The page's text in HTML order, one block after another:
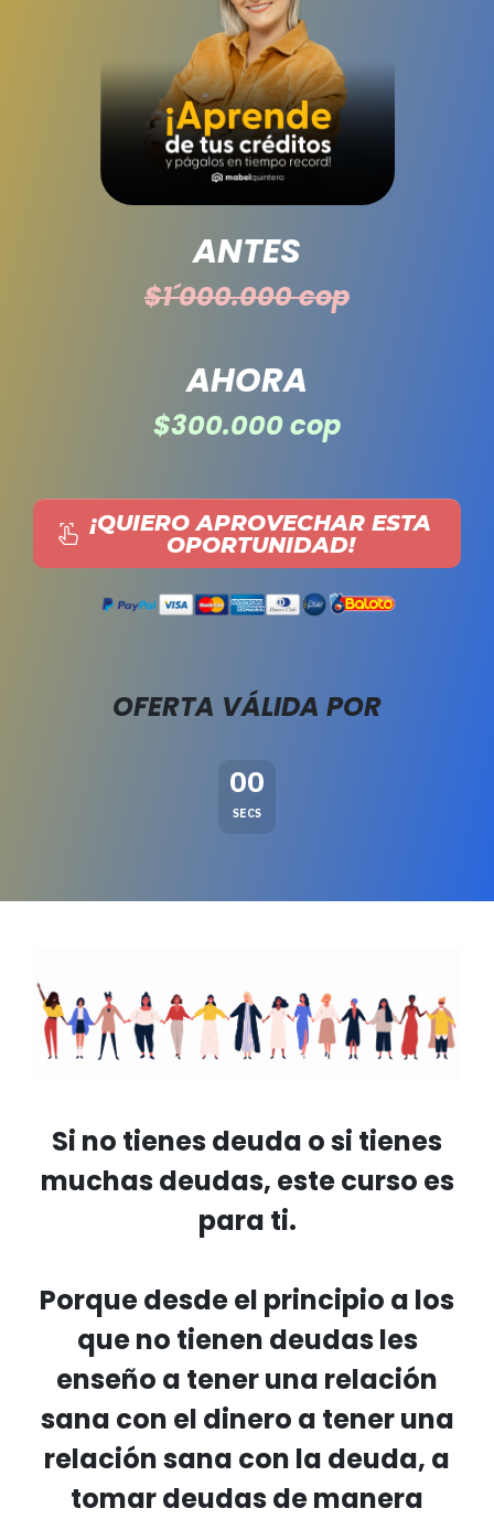
ANTES
$1´000.000 cop
AHORA
$300.000 cop
¡QUIERO APROVECHAR ESTA
OPORTUNIDAD!
OFERTA VÁLIDA POR
00
SECS
Si no tienes deuda o si tienes
muchas deudas, este curso es
para ti.
Porque desde el principio a los
que no tienen deudas les
enseño a tener una relación
sana con el dinero a tener una
relación sana con la deuda, a
tomar deudas de manera